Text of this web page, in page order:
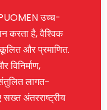
उच्च-
करता है, वैश्विक
और प्रमाणित.
लागत-
अंतरराष्ट्रीय